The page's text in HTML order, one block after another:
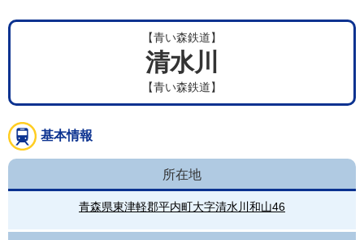
【青い森鉄道】
清水川
【青い森鉄道】
基本情報
所在地
青森県東津軽郡平内町大字清水川和山46